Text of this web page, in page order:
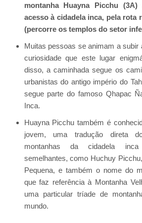
montanha Huayna Picchu
acesso à cidadela inca, pela rota
(percorre os templos do setor
Muitas pessoas se animam a subir
curiosidade que este lugar
disso, a caminhada segue os
urbanistas do antigo império do
segue parte do famoso Qhapac
Inca.
Huayna Picchu também é
jovem, uma tradução direta
montanhas da cidadela
semelhantes, como Huchuy
Pequena, e também o nome do
que faz referência à Montanha
uma particular tríade de
mundo.